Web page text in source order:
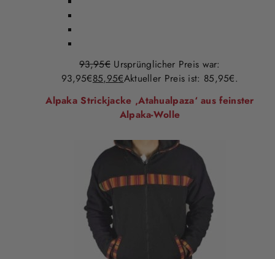
93,95€ Ursprünglicher Preis war:
93,95€85,95€Aktueller Preis ist: 85,95€.
Alpaka Strickjacke ‚Atahualpaza‘ aus feinster
Alpaka-Wolle